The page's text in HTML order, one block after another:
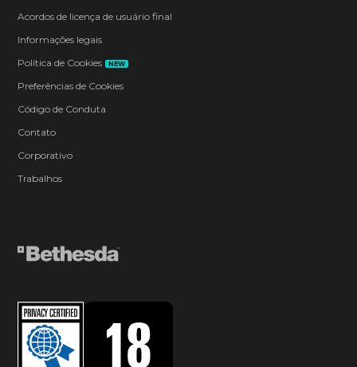
Acordos de licença de usuário final
Informações legais
Política de Cookies
NEW
Preferências de Cookies
Código de Conduta
Contato
Corporativo
Trabalhos